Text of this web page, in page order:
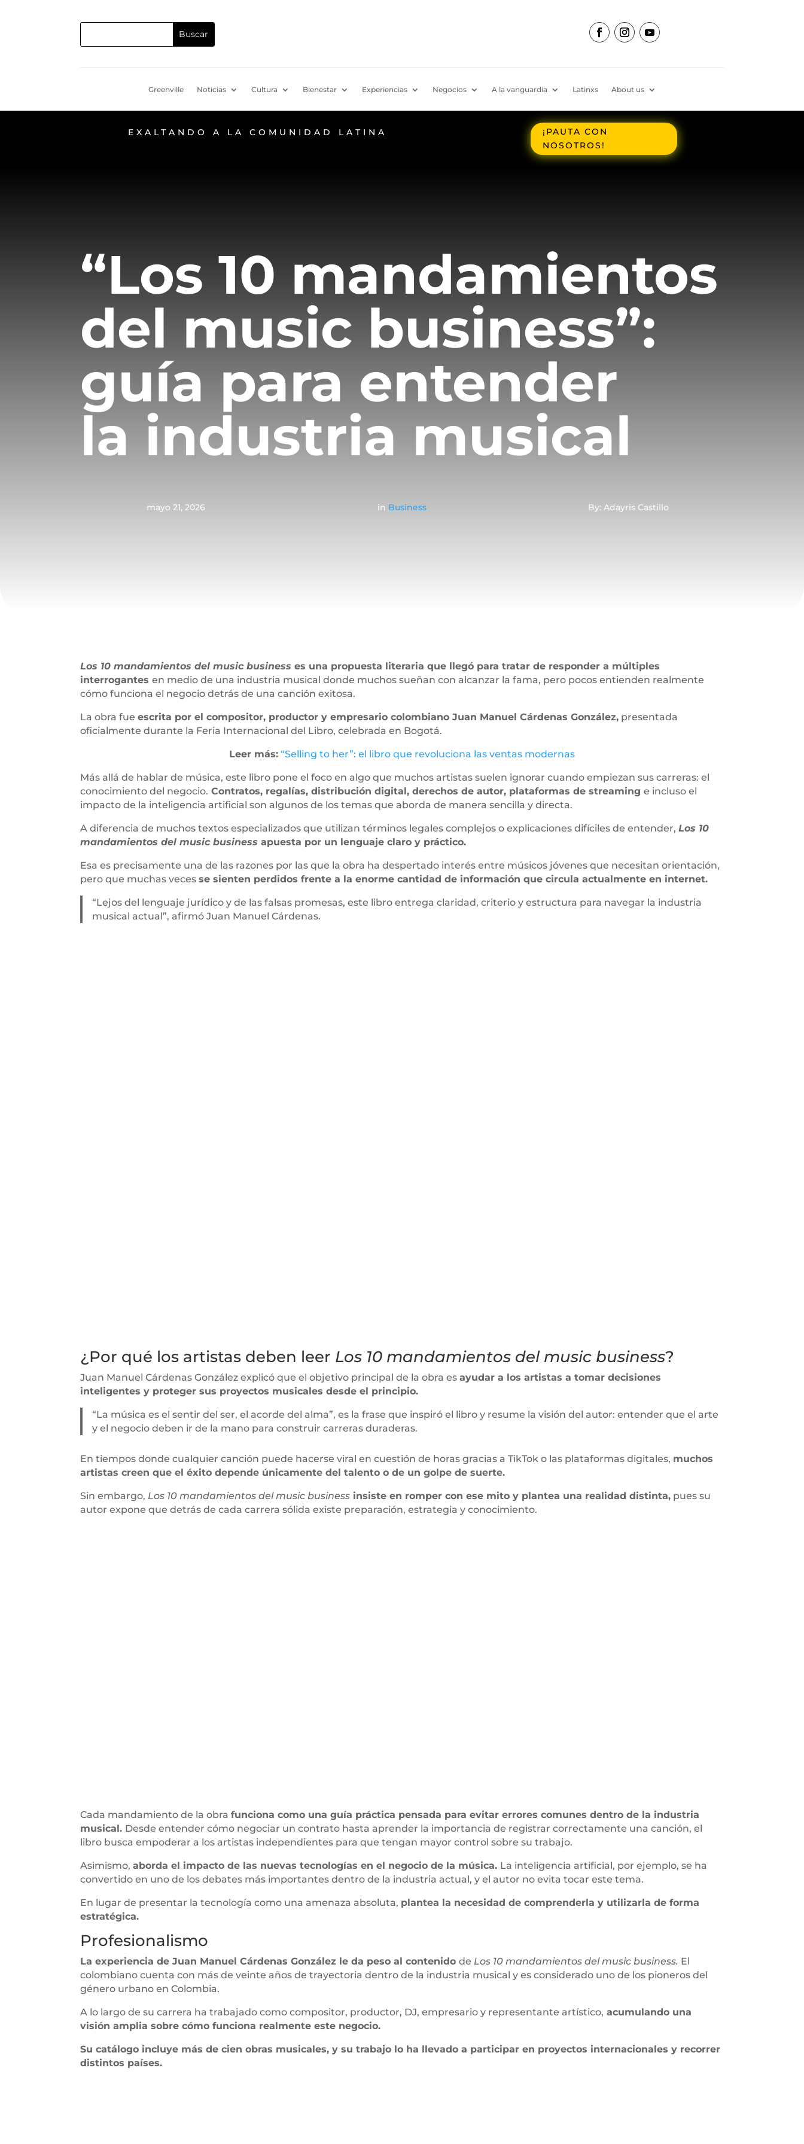
Greenville Noticias Cultura Bienestar Experiencias Negocios A la vanguardia Latinxs About us
EXALTANDO A LA COMUNIDAD LATINA
¡PAUTA CON
NOSOTROS!
“Los 10 mandamientos
del music business”:
guía para entender
la industria musical
mayo 21, 2026 in Business By: Adayris Castillo
Los 10 mandamientos del music businesses una propuesta literaria que llegó para tratar de responder a múltiples
interrogantesen medio de una industria musical donde muchos sueñan con alcanzar la fama, pero pocos entienden realmente
cómo funciona el negocio detrás de una canción exitosa.
La obra fueescrita por el compositor, productor y empresario colombiano Juan Manuel Cárdenas González, presentada
oficialmente durante la Feria Internacional del Libro, celebrada en Bogotá.
Leer más: “Selling to her”: el libro que revoluciona las ventas modernas
Más allá de hablar de música, este libro pone el foco en algo que muchos artistas suelen ignorar cuando empiezan sus carreras: el
conocimiento del negocio. Contratos, regalías, distribución digital, derechos de autor, plataformas de streaminge incluso el
impacto de la inteligencia artificial son algunos de los temas que aborda de manera sencilla y directa.
A diferencia de muchos textos especializados que utilizan términos legales complejos o explicaciones difíciles de entender,Los 10
mandamientos del music businessapuesta por un lenguaje claro y práctico.
Esa es precisamente una de las razones por las que la obra ha despertado interés entre músicos jóvenes que necesitan orientación,
pero que muchas vecesse sienten perdidos frente a la enorme cantidad de información que circula actualmente en internet.
“Lejos del lenguaje jurídico y de las falsas promesas, este libro entrega claridad, criterio y estructura para navegar la industria
musical actual”, afirmó Juan Manuel Cárdenas.
¿Por qué los artistas deben leer Los 10 mandamientos del music business?
Juan Manuel Cárdenas González explicó que el objetivo principal de la obra esayudar a los artistas a tomar decisiones
inteligentes y proteger sus proyectos musicales desde el principio.
“La música es el sentir del ser, el acorde del alma”, es la frase que inspiró el libro y resume la visión del autor: entender que el arte
y el negocio deben ir de la mano para construir carreras duraderas.
En tiempos donde cualquier canción puede hacerse viral en cuestión de horas gracias a TikTok o las plataformas digitales, muchos
artistas creen que el éxito depende únicamente del talento o de un golpe de suerte.
Sin embargo, Los 10 mandamientos del music business insiste en romper con ese mito y plantea una realidad distinta, pues su
autor expone que detrás de cada carrera sólida existe preparación, estrategia y conocimiento.
Cada mandamiento de la obrafunciona como una guía práctica pensada para evitar errores comunes dentro de la industria
musical. Desde entender cómo negociar un contrato hasta aprender la importancia de registrar correctamente una canción, el
libro busca empoderar a los artistas independientes para que tengan mayor control sobre su trabajo.
Asimismo,aborda el impacto de las nuevas tecnologías en el negocio de la música. La inteligencia artificial, por ejemplo, se ha
convertido en uno de los debates más importantes dentro de la industria actual, y el autor no evita tocar este tema.
En lugar de presentar la tecnología como una amenaza absoluta, plantea la necesidad de comprenderla y utilizarla de forma
estratégica.
Profesionalismo
La experiencia de Juan Manuel Cárdenas González le da peso al contenidode Los 10 mandamientos del music business. El
colombiano cuenta con más de veinte años de trayectoria dentro de la industria musical y es considerado uno de los pioneros del
género urbano en Colombia.
A lo largo de su carrera ha trabajado como compositor, productor, DJ, empresario y representante artístico, acumulando una
visión amplia sobre cómo funciona realmente este negocio.
Su catálogo incluye más de cien obras musicales, y su trabajo lo ha llevado a participar en proyectos internacionales y recorrer
distintos países.